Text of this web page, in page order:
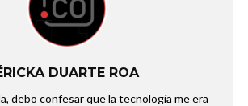
DUARTE ROA
debo confesar que la tecnología me era